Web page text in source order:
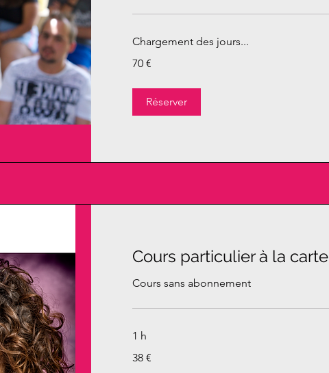
Chargement des jours...
euros
70 €
Réserver
Cours particulier à la carte
Cours sans abonnement
1 h
euros
38 €